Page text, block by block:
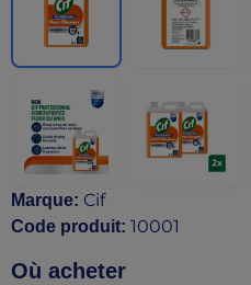
Marque: Cif
Code produit: 10001
Où acheter